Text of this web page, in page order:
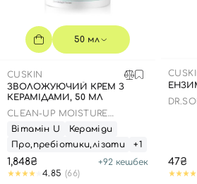
50 мл
CUSKIN
ЗВОЛОЖУЮЧИЙ КРЕМ З
КЕРАМІДАМИ, 50 МЛ
CLEAN-UP MOISTURE
BALANCING CREAM
Вітамін U
Кераміди
Про,пребіотики,лізати
+1
1,848₴ +92 кешбек
4.85 (66)
47₴